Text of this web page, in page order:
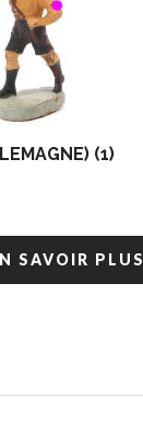
(1)
SAVOIR PLUS